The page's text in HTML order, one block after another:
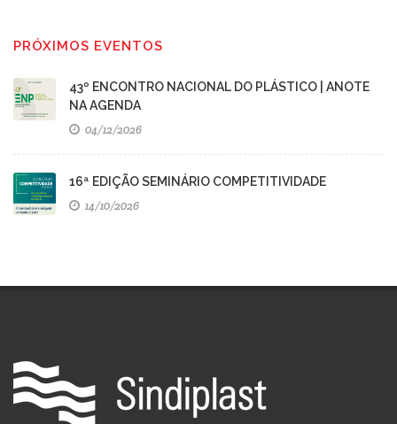
PRÓXIMOS EVENTOS
43º ENCONTRO NACIONAL DO PLÁSTICO | ANOTE
NA AGENDA
04/12/2026
16ª EDIÇÃO SEMINÁRIO COMPETITIVIDADE
14/10/2026